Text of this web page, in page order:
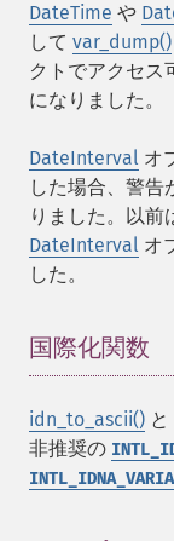
DateTime や
して var_dump()
クトでアクセス
になりました。
DateInterval オ
した場合、警告
りました。以前
DateInterval オ
した。
国際化関数
idn_to_ascii() と
非推奨の